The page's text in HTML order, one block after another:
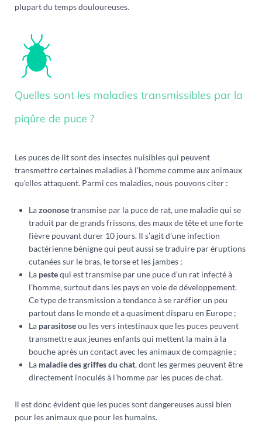
plupart du temps douloureuses.
Quelles sont les maladies transmissibles par la
piqûre de puce ?
Les puces de lit sont des insectes nuisibles qui peuvent
transmettre certaines maladies à l’homme comme aux animaux
qu’elles attaquent. Parmi ces maladies, nous pouvons citer :
Lazoonosetransmise par la puce de rat, une maladie qui se
traduit par de grands frissons, des maux de tête et une forte
fièvre pouvant durer 10 jours. Il s’agit d’une infection
bactérienne bénigne qui peut aussi se traduire par éruptions
cutanées sur le bras, le torse et les jambes ;
La pestequi est transmise par une puce d’un rat infecté à
l’homme, surtout dans les pays en voie de développement.
Ce type de transmission a tendance à se raréfier un peu
partout dans le monde et a quasiment disparu en Europe ;
La parasitoseou les vers intestinaux que les puces peuvent
transmettre aux jeunes enfants qui mettent la main à la
bouche après un contact avec les animaux de compagnie ;
La maladie des griffes du chat, dont les germes peuvent être
directement inoculés à l’homme par les puces de chat.
Il est donc évident que les puces sont dangereuses aussi bien
pour les animaux que pour les humains.